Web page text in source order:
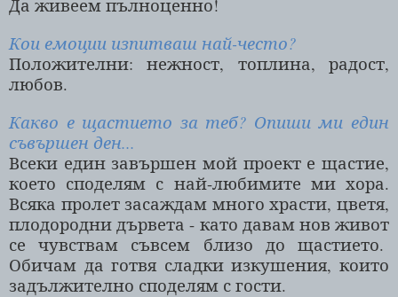
Да живеем пълноценно!
Кои емоции изпитваш най-често?
Положителни: нежност, топлина, радост,
любов.
Какво е щастието за теб? Опиши ми един
съвършен ден...
Всеки един завършен мой проект е щастие,
което споделям с най-любимите ми хора.
Всяка пролет засаждам много храсти, цветя,
плодородни дървета - като давам нов живот
се чувствам съвсем близо до щастието.
Обичам да готвя сладки изкушения, които
задължително споделям с гости.